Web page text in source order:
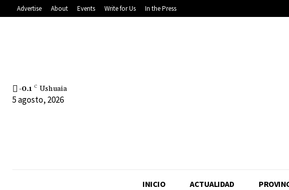
Advertise About Events Write for Us In the Press
-0.1 C Ushuaia
5 agosto, 2026
INICIO ACTUALIDAD